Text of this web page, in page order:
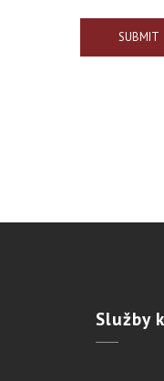
Služby